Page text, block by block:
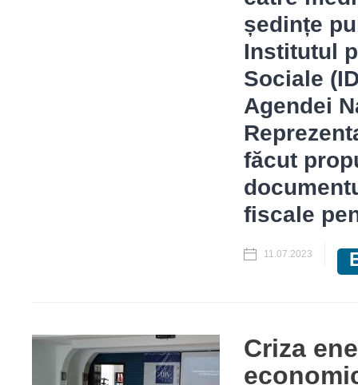
ședințe
Institutul
Sociale
Agendei
făcut
fiscale
11.07.2023
Criza